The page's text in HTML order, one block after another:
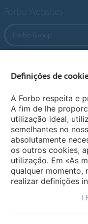
Selecionar Pais
Selecionar o seu Pais
Definições de
A Forbo respeita e
A fim de lhe
utilização ideal,
semelhantes no
absolutamente
os outros cookies,
utilização. Em «As
qualquer momento,
realizar definições